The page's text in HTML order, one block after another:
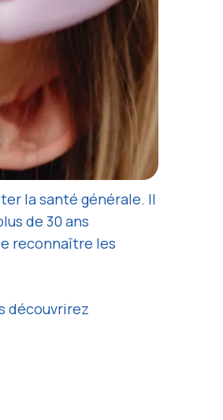
la santé générale. Il
de 30 ans
reconnaître les
découvrirez